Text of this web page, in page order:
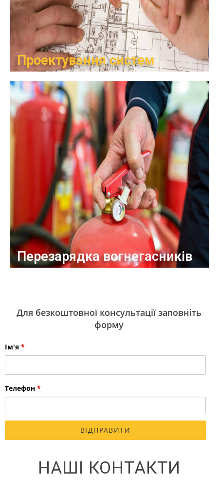
Проектування систем
Перезарядка вогнегасників
Для безкоштовної консультації заповніть
форму
Ім'я *
Телефон *
НАШІ КОНТАКТИ